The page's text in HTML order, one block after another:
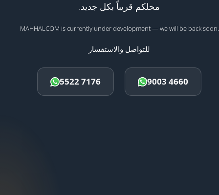
محلكم قريباً بكل جديد.
MAHHALCOM is currently under development — we will be back soon.
للتواصل والاستفسار
5522 7176 9003 4660